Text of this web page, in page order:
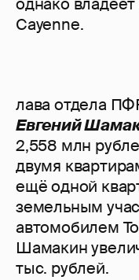
однако
Cayenne.
лава отдела
Евгений
2,558 млн
двумя
ещё одной
земельным
автомобилем
Шамакин
тыс. рублей.